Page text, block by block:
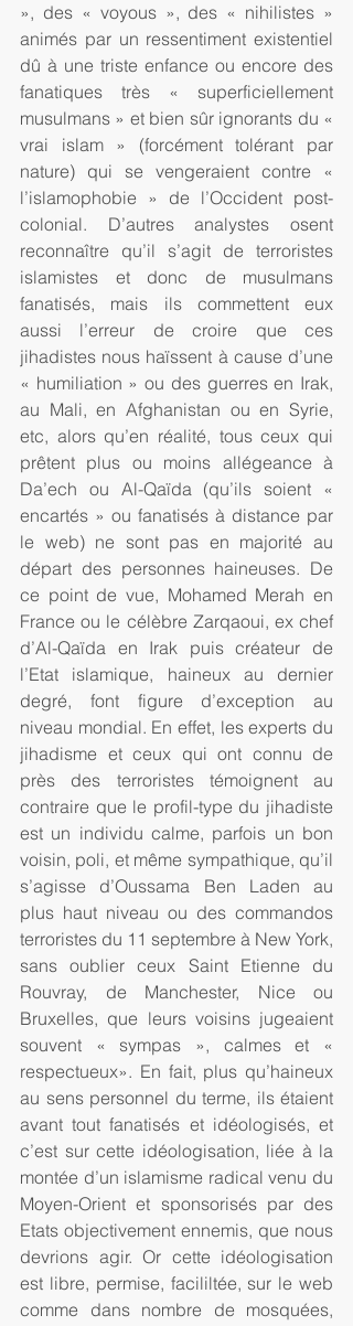
», des « voyous », des « nihilistes »
animés par un ressentiment existentiel
dû à une triste enfance ou encore des
fanatiques très « superficiellement
musulmans » et bien sûr ignorants du «
vrai islam » (forcément tolérant par
nature) qui se vengeraient contre «
l’islamophobie » de l’Occident post-
colonial. D’autres analystes osent
reconnaître qu’il s’agit de terroristes
islamistes et donc de musulmans
fanatisés, mais ils commettent eux
aussi l’erreur de croire que ces
jihadistes nous haïssent à cause d’une
« humiliation » ou des guerres en Irak,
au Mali, en Afghanistan ou en Syrie,
etc, alors qu’en réalité, tous ceux qui
prêtent plus ou moins allégeance à
Da’ech ou Al-Qaïda (qu’ils soient «
encartés » ou fanatisés à distance par
le web) ne sont pas en majorité au
départ des personnes haineuses. De
ce point de vue, Mohamed Merah en
France ou le célèbre Zarqaoui, ex chef
d’Al-Qaïda en Irak puis créateur de
l’Etat islamique, haineux au dernier
degré, font figure d’exception au
niveau mondial. En effet, les experts du
jihadisme et ceux qui ont connu de
près des terroristes témoignent au
contraire que le profil-type du jihadiste
est un individu calme, parfois un bon
voisin, poli, et même sympathique, qu’il
s’agisse d’Oussama Ben Laden au
plus haut niveau ou des commandos
terroristes du 11 septembre à New York,
sans oublier ceux Saint Etienne du
Rouvray, de Manchester, Nice ou
Bruxelles, que leurs voisins jugeaient
souvent « sympas », calmes et «
respectueux». En fait, plus qu’haineux
au sens personnel du terme, ils étaient
avant tout fanatisés et idéologisés, et
c’est sur cette idéologisation, liée à la
montée d’un islamisme radical venu du
Moyen-Orient et sponsorisés par des
Etats objectivement ennemis, que nous
devrions agir. Or cette idéologisation
est libre, permise, facililtée, sur le web
comme dans nombre de mosquées,